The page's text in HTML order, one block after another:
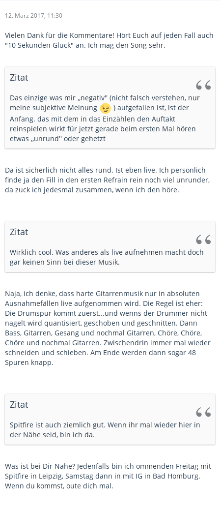
12. März 2017, 11:30
Vielen Dank für die Kommentare! Hört Euch auf jeden Fall auch
"10 Sekunden Glück" an. Ich mag den Song sehr.
Zitat
Das einzige was mir ,,negativ'' (nicht falsch verstehen, nur
meine subjektive Meinung
) aufgefallen ist, ist der
Anfang. das mit dem in das Einzählen den Auftakt
reinspielen wirkt für jetzt gerade beim ersten Mal hören
etwas ,,unrund'' oder gehetzt
Da ist sicherlich nicht alles rund. Ist eben live. Ich persönlich
finde ja den Fill in den ersten Refrain rein noch viel unrunder,
da zuck ich jedesmal zusammen, wenn ich den höre.
Zitat
Wirklich cool. Was anderes als live aufnehmen macht doch
gar keinen Sinn bei dieser Musik.
Naja, ich denke, dass harte Gitarrenmusik nur in absoluten
Ausnahmefällen live aufgenommen wird. Die Regel ist eher:
Die Drumspur kommt zuerst...und wenns der Drummer nicht
nagelt wird quantisiert, geschoben und geschnitten. Dann
Bass, Gitarren, Gesang und nochmal Gitarren, Chöre, Chöre,
Chöre und nochmal Gitarren. Zwischendrin immer mal wieder
schneiden und schieben. Am Ende werden dann sogar 48
Spuren knapp.
Zitat
Spitfire ist auch ziemlich gut. Wenn ihr mal wieder hier in
der Nähe seid, bin ich da.
Was ist bei Dir Nähe? Jedenfalls bin ich ommenden Freitag mit
Spitfire in Leipzig, Samstag dann in mit IG in Bad Homburg.
Wenn du kommst, oute dich mal.